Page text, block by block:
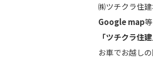
㈱ツチクラ住建
Google map
「ツチクラ住建
お車でお越し